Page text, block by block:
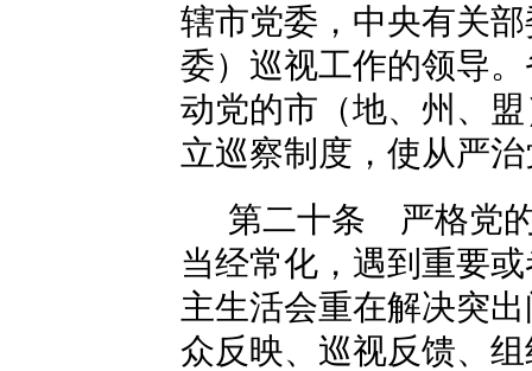
辖市党委，中央有关
委）巡视工作的领导
动党的市（地、州、
立巡察制度，使从严
第二十条 严格党
当经常化，遇到重要
主生活会重在解决突
众反映、巡视反馈、